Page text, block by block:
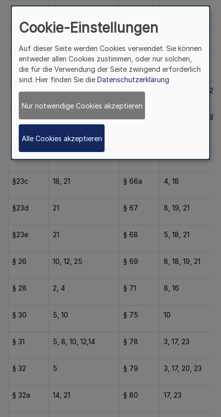
§ 61
§ 22 5, 10, 18, 21 § 62 20
§ 23 1, 4, 5, 10, 11, 18, 21 § 64 2, 4, 10,17, 18, 20
§ 23a
6, 7, 8, 10, 11, 18,
§23b 18, 20, 21
§23c 18, 21 § 66a 4, 18
§23d 21 § 67 8, 19, 21
§23e 21 § 68 5, 18, 21
§ 26 10, 12, 25 § 69 8, 18, 19, 21
§ 28 2, 4 § 71 8, 16
§ 30 5, 10 § 75 10
§ 31 5, 8, 10, 12,14 § 78 3, 17, 23
§ 32 5 § 79 3, 17, 20, 23
§ 32a 14, 21 § 80 17, 23
Cookie-Einstellungen
Auf dieser Seite werden Cookies verwendet. Sie können
entweder allen Cookies zustimmen, oder nur solchen,
die für die Verwendung der Seite zwingend erforderlich
sind. Hier finden Sie die Datenschutzerklärung
Nur notwendige Cookies akzeptieren
Alle Cookies akzeptieren